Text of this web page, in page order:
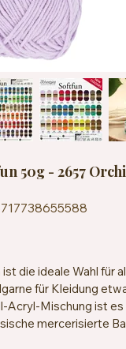
50g - 2657
die ideale Wahl für
für Kleidung
Acryl-Mischung ist es
mercerisierte